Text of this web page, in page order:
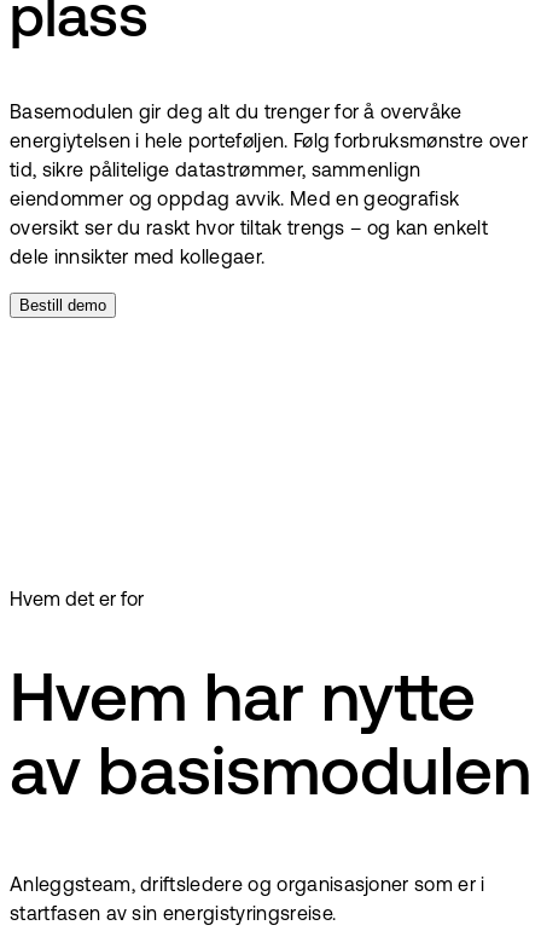
plass
Basemodulen gir deg alt du trenger for å overvåke
energiytelsen i hele porteføljen. Følg forbruksmønstre over
tid, sikre pålitelige datastrømmer, sammenlign
eiendommer og oppdag avvik. Med en geografisk
oversikt ser du raskt hvor tiltak trengs – og kan enkelt
dele innsikter med kollegaer.
Bestill demo
Hvem det er for
Hvem har nytte
av basismodulen
Anleggsteam, driftsledere og organisasjoner som er i
startfasen av sin energistyringsreise.